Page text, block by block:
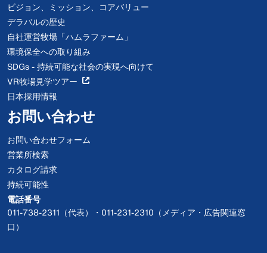
ビジョン、ミッション、コアバリュー
デラバルの歴史
自社運営牧場「ハムラファーム」
環境保全への取り組み
SDGs - 持続可能な社会の実現へ向けて
VR牧場見学ツアー
日本採用情報
お問い合わせ
お問い合わせフォーム
営業所検索
カタログ請求
持続可能性
電話番号
011-738-2311（代表）・011-231-2310（メディア・広告関連窓
口）